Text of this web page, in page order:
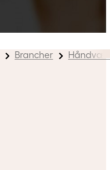
Brancher